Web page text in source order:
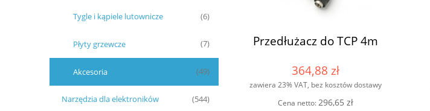
Tygle i kąpiele lutownicze (6)
Płyty grzewcze (7)
Akcesoria (49)
Narzędzia dla elektroników (544)
Przedłużacz do TCP 4m
364,88 zł
zawiera 23% VAT, bez kosztów dostawy
Cena netto:296,65 zł